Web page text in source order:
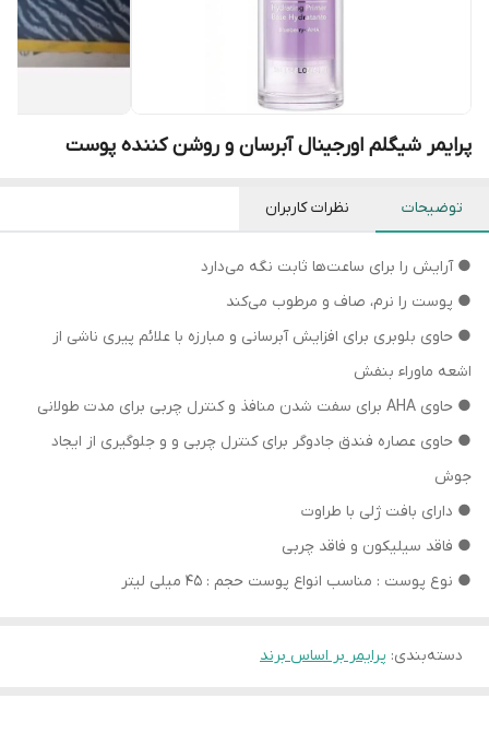
پرایمر شیگلم اورجینال آبرسان و روشن کننده پوست
توضیحات نظرات کاربران
● آرایش را برای ساعت‌ها ثابت نگه می‌دارد
● پوست را نرم، صاف و مرطوب می‌کند
● حاوی بلوبری برای افزایش آبرسانی و مبارزه با علائم پیری ناشی از
اشعه ماوراء بنفش
● حاوی AHA برای سفت شدن منافذ و کنترل چربی برای مدت طولانی
● حاوی عصاره فندق جادوگر برای کنترل چربی و و جلوگیری از ایجاد
جوش
● دارای بافت ژلی با طراوت
● فاقد سیلیکون و فاقد چربی
● نوع پوست : مناسب انواع پوست حجم : 45 میلی لیتر
دسته‌بندی: پرایمر بر اساس برند